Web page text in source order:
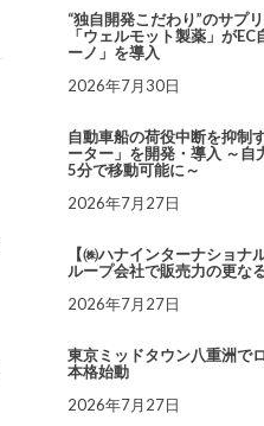
“独自開発こだわり”のサプ
「ウェルモット製薬」が
ーノ」を導入
2026年7月30日
自動車船の荷役中断を抑制
ーター」を開発・導入 ～自
5分で移動可能に～
2026年7月27日
【㈱ハナインターナショナ
ループ会社で販売力の更な
2026年7月27日
東京ミッドタウン八重洲で
本格始動
2026年7月27日